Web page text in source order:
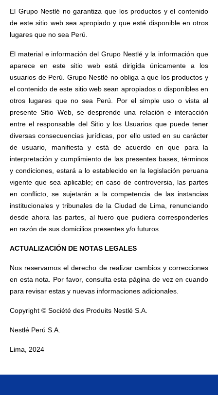
El Grupo Nestlé no garantiza que los productos y el contenido
de este sitio web sea apropiado y que esté disponible en otros
lugares que no sea Perú.
El material e información del Grupo Nestlé y la información que
aparece en este sitio web está dirigida únicamente a los
usuarios de Perú. Grupo Nestlé no obliga a que los productos y
el contenido de este sitio web sean apropiados o disponibles en
otros lugares que no sea Perú. Por el simple uso o vista al
presente Sitio Web, se desprende una relación e interacción
entre el responsable del Sitio y los Usuarios que puede tener
diversas consecuencias jurídicas, por ello usted en su carácter
de usuario, manifiesta y está de acuerdo en que para la
interpretación y cumplimiento de las presentes bases, términos
y condiciones, estará a lo establecido en la legislación peruana
vigente que sea aplicable; en caso de controversia, las partes
en conflicto, se sujetarán a la competencia de las instancias
institucionales y tribunales de la Ciudad de Lima, renunciando
desde ahora las partes, al fuero que pudiera corresponderles
en razón de sus domicilios presentes y/o futuros.
ACTUALIZACIÓN DE NOTAS LEGALES
Nos reservamos el derecho de realizar cambios y correcciones
en esta nota. Por favor, consulta esta página de vez en cuando
para revisar estas y nuevas informaciones adicionales.
Copyright © Société des Produits Nestlé S.A.
Nestlé Perú S.A.
Lima, 2024